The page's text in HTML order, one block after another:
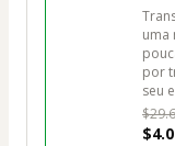
uma
por
seu